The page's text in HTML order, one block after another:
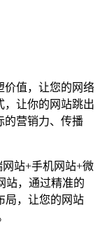
价值，让您的网络
，让你的网站跳出
的营销力、传播
站+手机网站+微
站，通过精准的
局，让您的网站